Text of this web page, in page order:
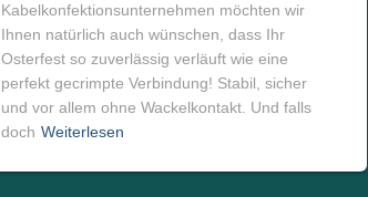
Kabelkonfektionsunternehmen möchten wir
Ihnen natürlich auch wünschen, dass Ihr
Osterfest so zuverlässig verläuft wie eine
perfekt gecrimpte Verbindung! Stabil, sicher
und vor allem ohne Wackelkontakt. Und falls
doch Weiterlesen